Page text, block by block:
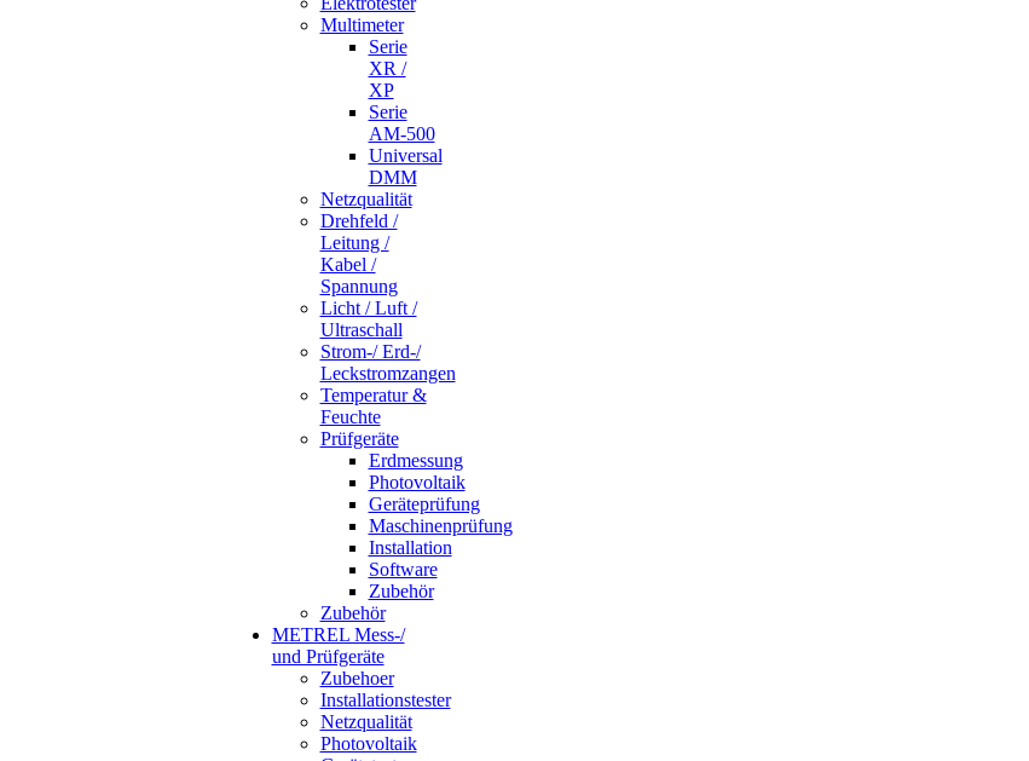
Multimeter
Serie
XR /
XP
Serie
AM-500
Universal
DMM
Netzqualität
Drehfeld /
Leitung /
Kabel /
Spannung
Licht / Luft /
Ultraschall
Strom-/ Erd-/
Leckstromzangen
Temperatur &
Feuchte
Prüfgeräte
Erdmessung
Photovoltaik
Geräteprüfung
Maschinenprüfung
Installation
Software
Zubehör
Zubehör
METREL Mess-/
und Prüfgeräte
Zubehoer
Installationstester
Netzqualität
Photovoltaik